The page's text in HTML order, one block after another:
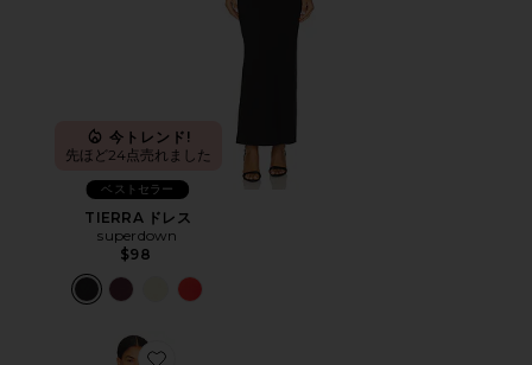
今トレンド!
先ほど24点売れました
ベストセラー
TIERRA ドレス
superdown
$98